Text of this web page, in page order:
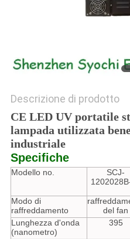
Descrizione di prodotto
CE LED UV portatile
lampada utilizzata
industriale
Specifiche
Modello no.
SCJ-
Modo di
raffreddamento
del fan
Lunghezza d'onda
(nanometro)
395